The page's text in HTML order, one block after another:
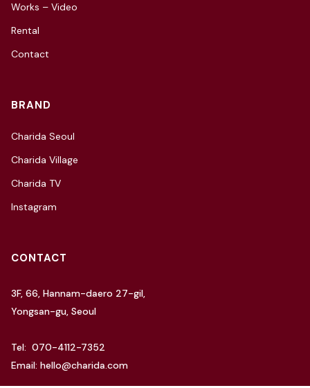
Works – Video
Rental
Contact
BRAND
Charida Seoul
Charida Village
Charida TV
Instagram
CONTACT
3F, 66, Hannam-daero 27-gil,
Yongsan-gu, Seoul
Tel: 070-4112-7352
Email: hello@charida.com